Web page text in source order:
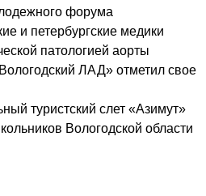
форума
и петербургские медики
патологией аорты
ЛАД» отметил свое
туристский слет «Азимут»
Вологодской области